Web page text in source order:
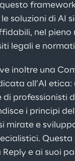
soluzioni di AI
nel pieno
legali e
inoltre una
all’AI etica:
di professionisti
i principi
mirate e
e ai suoi